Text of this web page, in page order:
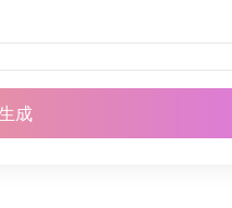
成